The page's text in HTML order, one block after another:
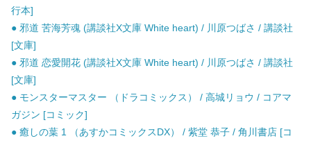
行本]
● 邪道 苦海芳魂 (講談社X文庫 White heart) / 川原つばさ / 講談社
[文庫]
● 邪道 恋愛開花 (講談社X文庫 White heart) / 川原つばさ / 講談社
[文庫]
● モンスターマスター （ドラコミックス） / 高城リョウ / コアマ
ガジン [コミック]
● 癒しの葉 1 （あすかコミックスDX） / 紫堂 恭子 / 角川書店 [コ